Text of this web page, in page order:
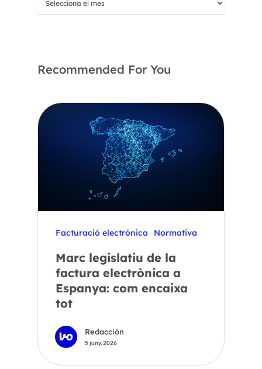
Recommended For You
Facturació electrónica Normativa
Marc legislatiu de la
factura electrònica a
Espanya: com encaixa
tot
Redacción
5 juny, 2026